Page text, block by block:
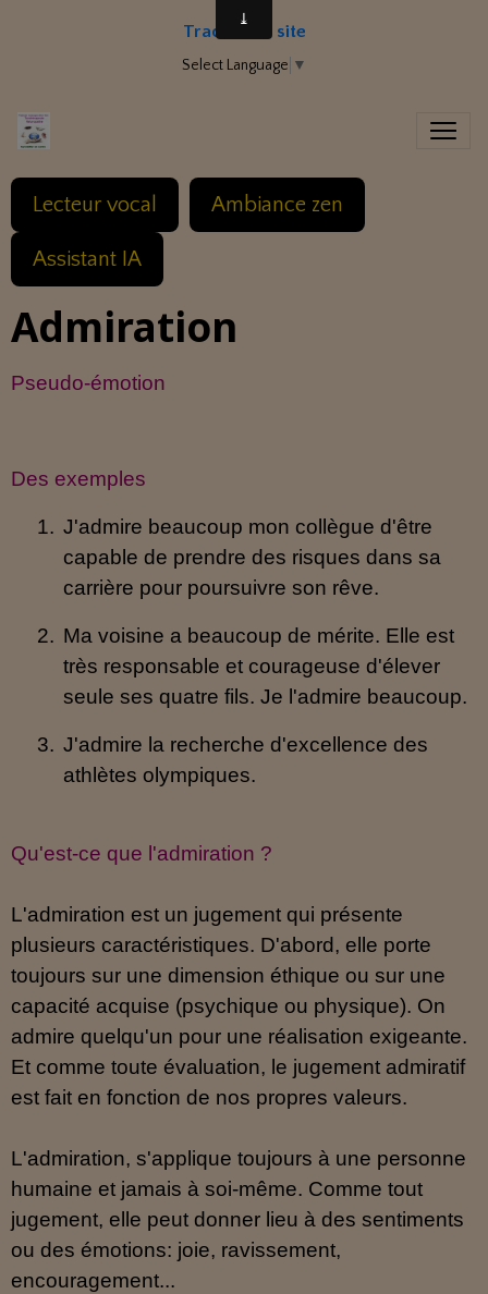
Traduire le site
Select Language ▼
Lecteur vocal Ambiance zen
Assistant IA
Admiration
Pseudo-émotion
Des exemples
1. J'admire beaucoup mon collègue d'être
capable de prendre des risques dans sa
carrière pour poursuivre son rêve.
2. Ma voisine a beaucoup de mérite. Elle est
très responsable et courageuse d'élever
seule ses quatre fils. Je l'admire beaucoup.
3. J'admire la recherche d'excellence des
athlètes olympiques.
Qu'est-ce que l'admiration ?
L'admiration est un jugement qui présente
plusieurs caractéristiques. D'abord, elle porte
toujours sur une dimension éthique ou sur une
capacité acquise (psychique ou physique). On
admire quelqu'un pour une réalisation exigeante.
Et comme toute évaluation, le jugement admiratif
est fait en fonction de nos propres valeurs.
L'admiration, s'applique toujours à une personne
humaine et jamais à soi-même. Comme tout
jugement, elle peut donner lieu à des sentiments
ou des émotions: joie, ravissement,
encouragement...